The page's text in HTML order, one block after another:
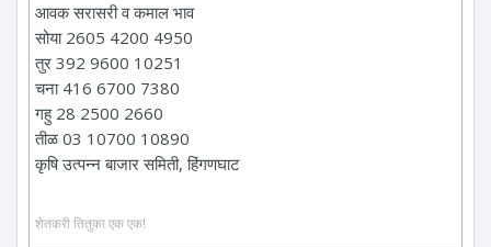
आवक सरासरी व कमाल भाव
सोया 2605 4200 4950
तुर 392 9600 10251
चना 416 6700 7380
गहु 28 2500 2660
तीळ 03 10700 10890
कृषि उत्पन्न बाजार समिती, हिंगणघाट
शेतकरी तितुका एक एक!